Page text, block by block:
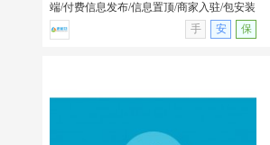
无演示
端/付费信息发布/信息置顶/商家入驻/包安装
手
安 保